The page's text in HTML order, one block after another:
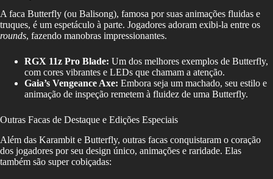
A faca Butterfly (ou Balisong), famosa por suas animações fluidas e
truques, é um espetáculo à parte. Jogadores adoram exibi-la entre os
rounds, fazendo manobras impressionantes.
RGX 11z Pro Blade: Um dos melhores exemplos de Butterfly,
com cores vibrantes e LEDs que chamam a atenção.
Gaia’s Vengeance Axe: Embora seja um machado, seu estilo e
animação de inspeção remetem à fluidez de uma Butterfly.
Outras Facas de Destaque e Edições Especiais
Além das Karambit e Butterfly, outras facas conquistaram o coração
dos jogadores por seu design único, animações e raridade. Elas
também são super cobiçadas: